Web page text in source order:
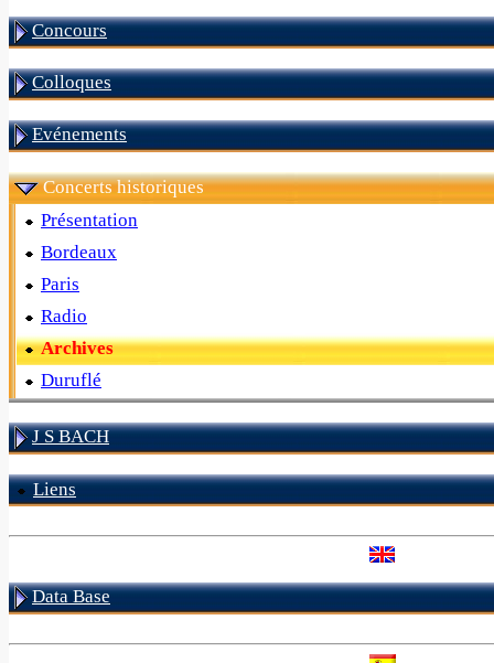
Concours
Colloques
Evénements
Concerts historiques
Présentation
Bordeaux
Paris
Radio
Archives
Duruflé
J S BACH
Liens
Data Base